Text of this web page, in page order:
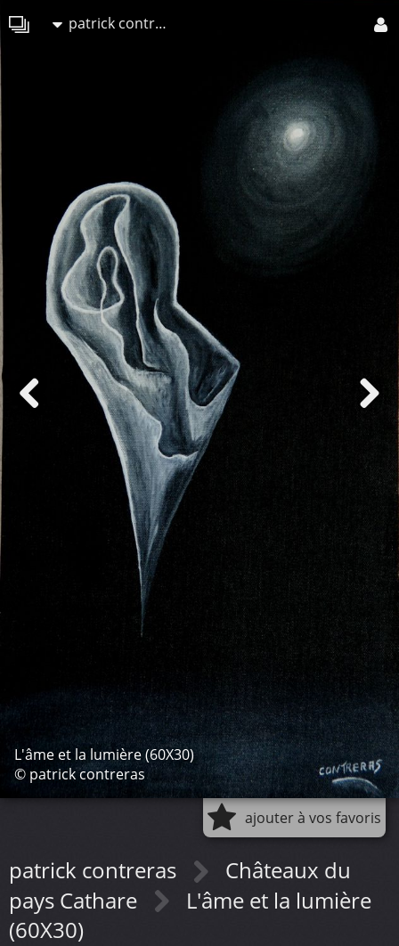
patrick contreras
L'âme et la lumière (60X30)
© patrick contreras
ajouter à vos favoris
patrick contreras
Châteaux du
pays Cathare
L'âme et la lumière
(60X30)